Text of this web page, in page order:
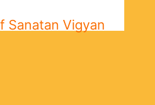
Sanatan Vigyan